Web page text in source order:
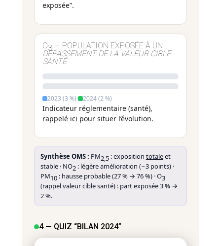
exposée”.
O3 — POPULATION EXPOSÉE À UN
DÉPASSEMENT DE LA VALEUR CIBLE
SANTÉ
2023 (3 %)· 2024 (2 %)
Indicateur réglementaire (santé),
rappelé ici pour situer l’évolution.
Synthèse OMS : PM2,5: exposition totaleet
stable · NO2: légère amélioration (−3 points) ·
PM10: hausse probable (27 % → 76 %) · O3
(rappel valeur cible santé) : part exposée 3 % →
2 %.
4 — QUIZ “BILAN 2024”